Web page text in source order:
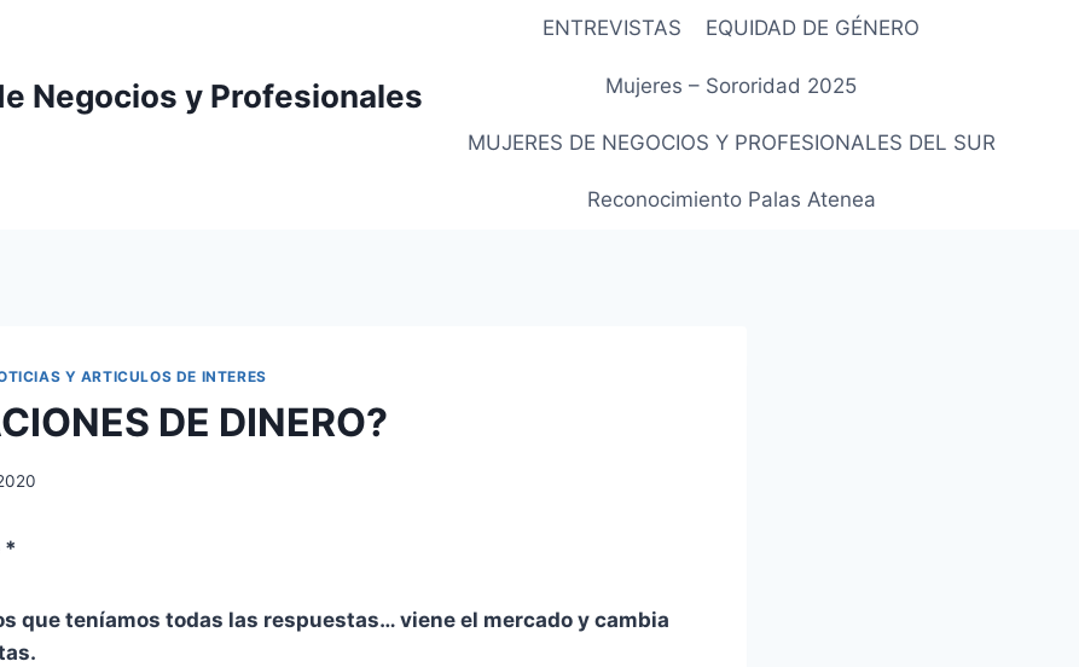
Negocios y Profesionales
ENTREVISTAS EQUIDAD DE GÉNERO
Mujeres – Sororidad 2025
MUJERES DE NEGOCIOS Y PROFESIONALES DEL SUR
Reconocimiento Palas Atenea
Y ARTICULOS DE INTERES
DE DINERO?
*
que teníamos todas las respuestas… viene el mercado y cambia